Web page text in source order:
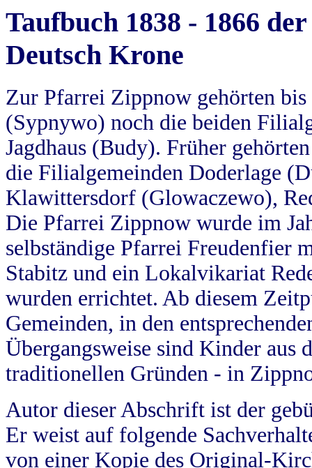
Taufbuch 1838 - 1866
Deutsch Krone
Zur Pfarrei Zippnow gehörten
(Sypnywo) noch die beiden
Jagdhaus (Budy). Früher
die Filialgemeinden Doderlage
Klawittersdorf (Glowaczewo),
Die Pfarrei Zippnow wurde im
selbständige Pfarrei Freudenfier
Stabitz und ein Lokalvikariat
wurden errichtet. Ab diesem
Gemeinden, in den
Übergangsweise sind Kinder aus
traditionellen Gründen - in
Autor dieser Abschrift ist der
Er weist auf folgende
von einer Kopie des Original-